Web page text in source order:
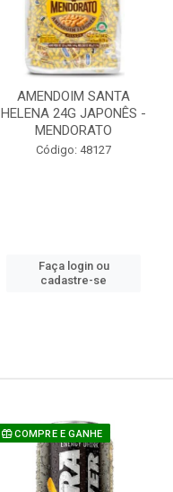
AMENDOIM SANTA
HELENA 24G JAPONÊS -
MENDORATO
Código: 48127
Faça login ou
cadastre-se
COMPRE E GANHE